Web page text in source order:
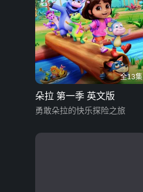
全13集
朵拉 第一季 英文版
勇敢朵拉的快乐探险之旅